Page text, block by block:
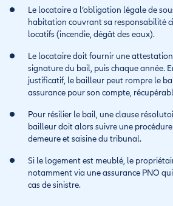
Le locataire a l’obligation légale de
habitation couvrant sa responsabilité
locatifs (incendie, dégât des eaux).
Le locataire doit fournir une attestation
signature du bail, puis chaque année.
justificatif, le bailleur peut rompre le
assurance pour son compte,
Pour résilier le bail, une clause
bailleur doit alors suivre une
demeure et saisine du tribunal.
Si le logement est meublé, le
notamment via une assurance PNO
cas de sinistre.